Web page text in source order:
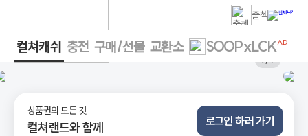
출첵
컬쳐캐쉬 충전 구매/선물 교환소 SOOPxLCKAD
1/ 7
상품권의 모든 것,
컬쳐랜드와 함께 로그인 하러 가기